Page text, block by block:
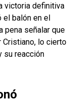
victoria definitiva
el balón en el
pena señalar que
lo cierto
su reacción